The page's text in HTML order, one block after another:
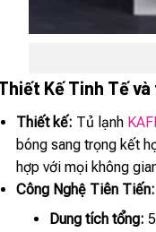
Kế Tinh Tế
Thiết kế: Tủ lạnh
bóng sang trọng kết
hợp với mọi không
Công Nghệ Tiên Tiến:
Dung tích tổng: